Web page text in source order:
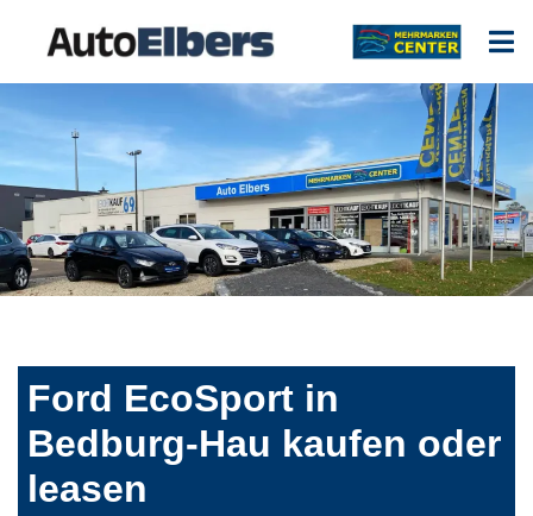
Ford EcoSport in
Bedburg-Hau kaufen oder
leasen